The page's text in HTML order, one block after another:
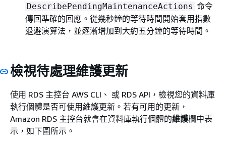
DescribePendingMaintenanceActions 命令
傳回準確的回應。從幾秒鐘的等待時間開始套用指數
退避演算法，並逐漸增加到大約五分鐘的等待時間。
檢視待處理維護更新
使用 RDS 主控台 AWS CLI、 或 RDS API，檢視您的資料庫
執行個體是否可使用維護更新。若有可用的更新，
Amazon RDS 主控台就會在資料庫執行個體的維護欄中表
示，如下圖所示。